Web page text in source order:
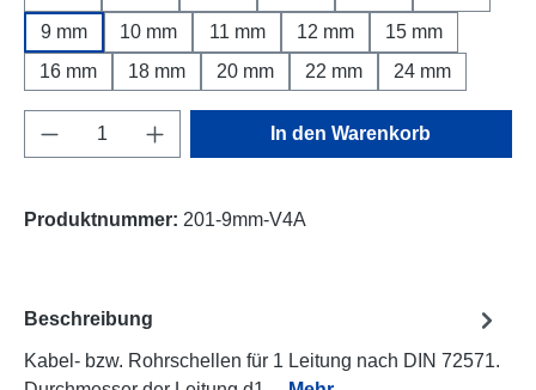
9 mm
10 mm 11 mm 12 mm
15 mm
16 mm
18 mm 20 mm 22 mm 24 mm
Produkt Anzahl: Gib den gewünschten
In den Warenkorb
Produktnummer: 201-9mm-V4A
Beschreibung
Kabel- bzw. Rohrschellen für 1 Leitung nach DIN 72571.